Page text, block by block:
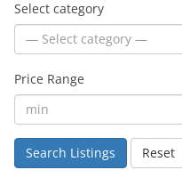
Select category
Price Range
Search Listings Reset